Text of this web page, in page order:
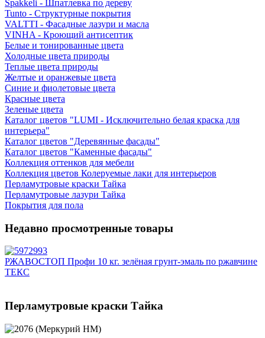
Spakkeli - Шпатлевка по дереву
Tunto - Структурные покрытия
VALTTI - Фасадные лазури и масла
VINHA - Кроющий антисептик
Белые и тонированные цвета
Холодные цвета природы
Теплые цвета природы
Желтые и оранжевые цвета
Синие и фиолетовые цвета
Красные цвета
Зеленые цвета
Каталог цветов "LUMI - Исключительно белая краска для
интерьера"
Каталог цветов "Деревянные фасады"
Каталог цветов "Каменные фасады"
Коллекция оттенков для мебели
Коллекция цветов Колеруемые лаки для интерьеров
Перламутровые краски Тайка
Перламутровые лазури Тайка
Покрытия для пола
Недавно просмотренные товары
РЖАВОСТОП Профи 10 кг. зелёная грунт-эмаль по ржавчине
ТЕКС
Перламутровые краски Тайка